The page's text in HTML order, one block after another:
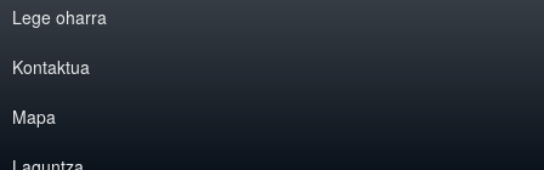
Lege oharra
Kontaktua
Mapa